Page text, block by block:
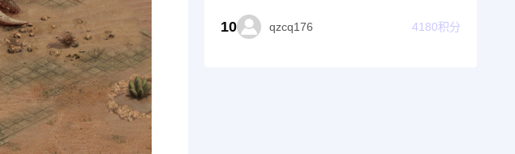
10 qzcq176 4180积分